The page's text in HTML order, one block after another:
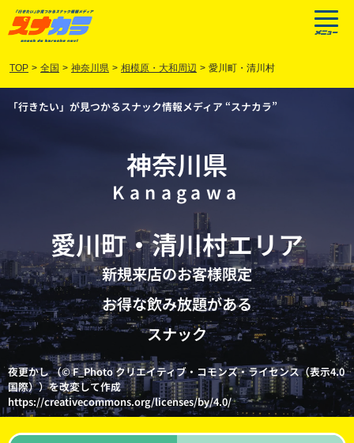
TOP > 全国 > 神奈川県 > 相模原・大和周辺 > 愛川町・清川村
「行きたい」が見つかるスナック情報メディア “スナカラ”
神奈川県
Kanagawa
愛川町・清川村エリア
新規来店のお客様限定
お得な飲み放題がある
スナック
夜更かし （© F_Photo クリエイティブ・コモンズ・ライセンス（表示4.0
国際））を改変して作成
https://creativecommons.org/licenses/by/4.0/